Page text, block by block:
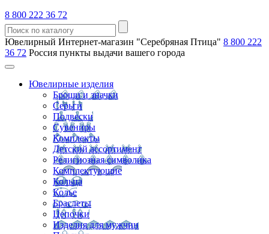
8 800 222 36 72
Ювелирный Интернет-магазин "Серебряная Птица" 8 800 222
36 72 Россия пункты выдачи вашего города
Ювелирные изделия
Броши и значки
Серьги
Подвески
Сувениры
Комплекты
Детский ассортимент
Религиозная символика
Комплектующие
Кольца
Колье
Браслеты
Цепочки
Изделия для мужчин